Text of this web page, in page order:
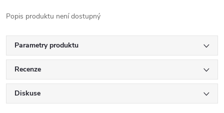
Popis produktu není dostupný
Parametry produktu
Recenze
Diskuse